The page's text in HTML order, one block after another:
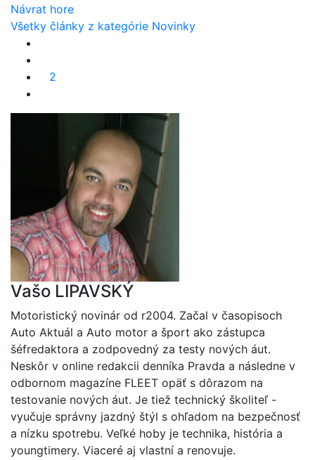
Návrat hore
Všetky články z kategórie Novinky
2
Vašo LIPAVSKÝ
Motoristický novinár od r2004. Začal v časopisoch
Auto Aktuál a Auto motor a šport ako zástupca
šéfredaktora a zodpovedný za testy nových áut.
Neskôr v online redakcii denníka Pravda a následne v
odbornom magazíne FLEET opäť s dôrazom na
testovanie nových áut. Je tiež technický školiteľ -
vyučuje správny jazdný štýl s ohľadom na bezpečnosť
a nízku spotrebu. Veľké hoby je technika, história a
youngtimery. Viaceré aj vlastní a renovuje.